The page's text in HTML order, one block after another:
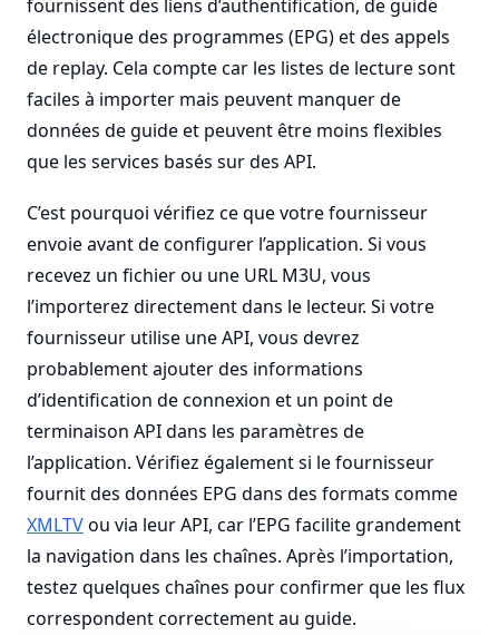
fournissent des liens d’authentification, de guide
électronique des programmes (EPG) et des appels
de replay. Cela compte car les listes de lecture sont
faciles à importer mais peuvent manquer de
données de guide et peuvent être moins flexibles
que les services basés sur des API.
C’est pourquoi vérifiez ce que votre fournisseur
envoie avant de configurer l’application. Si vous
recevez un fichier ou une URL M3U, vous
l’importerez directement dans le lecteur. Si votre
fournisseur utilise une API, vous devrez
probablement ajouter des informations
d’identification de connexion et un point de
terminaison API dans les paramètres de
l’application. Vérifiez également si le fournisseur
fournit des données EPG dans des formats comme
XMLTVou via leur API, car l’EPG facilite grandement
la navigation dans les chaînes. Après l’importation,
testez quelques chaînes pour confirmer que les flux
correspondent correctement au guide.